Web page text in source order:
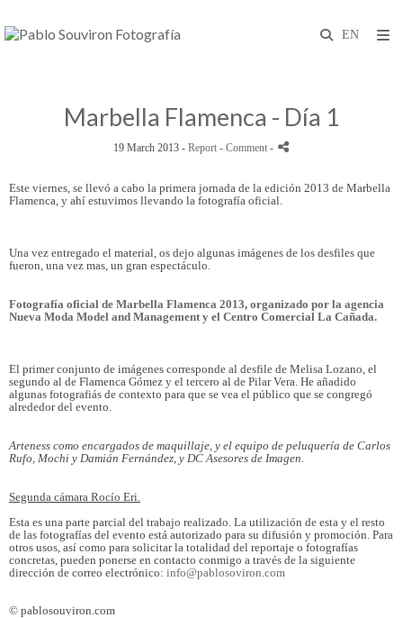
Marbella Flamenca - Día 1
19 March 2013 - Report - Comment -
Este viernes, se llevó a cabo la primera jornada de la edición 2013 de Marbella
Flamenca, y ahí estuvimos llevando la fotografía oficial.
Una vez entregado el material, os dejo algunas imágenes de los desfiles que
fueron, una vez mas, un gran espectáculo.
Fotografía oficial de Marbella Flamenca 2013, organizado por la agencia
Nueva Moda Model and Managementy el Centro Comercial La Cañada.
El primer conjunto de imágenes corresponde al desfile de Melisa Lozano, el
segundo al de Flamenca Gómez y el tercero al de Pilar Vera. He añadido
algunas fotografiás de contexto para que se vea el público que se congregó
alrededor del evento.
Arteness como encargados de maquillaje, y el equipo de peluquería de Carlos
Rufo, Mochi y Damián Fernández, y DC Asesores de Imagen.
Segunda cámara Rocío Eri.
Esta es una parte parcial del trabajo realizado. La utilización de esta y el resto
de las fotografías del evento está autorizado para su difusión y promoción. Para
otros usos, así como para solicitar la totalidad del reportaje o fotografías
concretas, pueden ponerse en contacto conmigo a través de la siguiente
dirección de correo electrónico: info@pablosoviron.com
© pablosouviron.com